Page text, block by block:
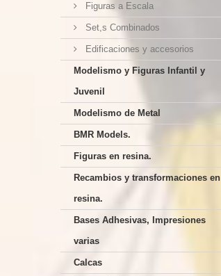
Figuras a Escala
Set,s Combinados
Edificaciones y accesorios
Modelismo y Figuras Infantil y
Juvenil
Modelismo de Metal
BMR Models.
Figuras en resina.
Recambios y transformaciones en
resina.
Bases Adhesivas, Impresiones
varias
Calcas